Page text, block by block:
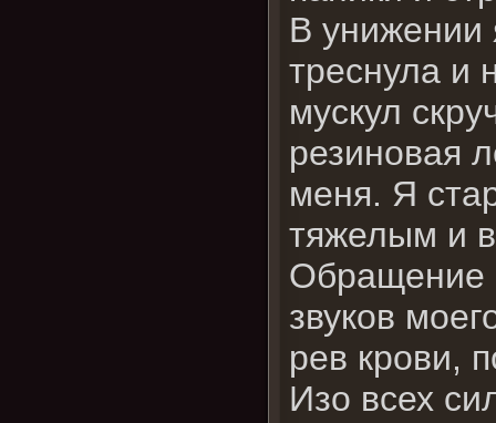
В унижении
треснула и
мускул
резиновая
меня. Я
тяжелым и
Обращение
звуков
рев крови,
Изо всех